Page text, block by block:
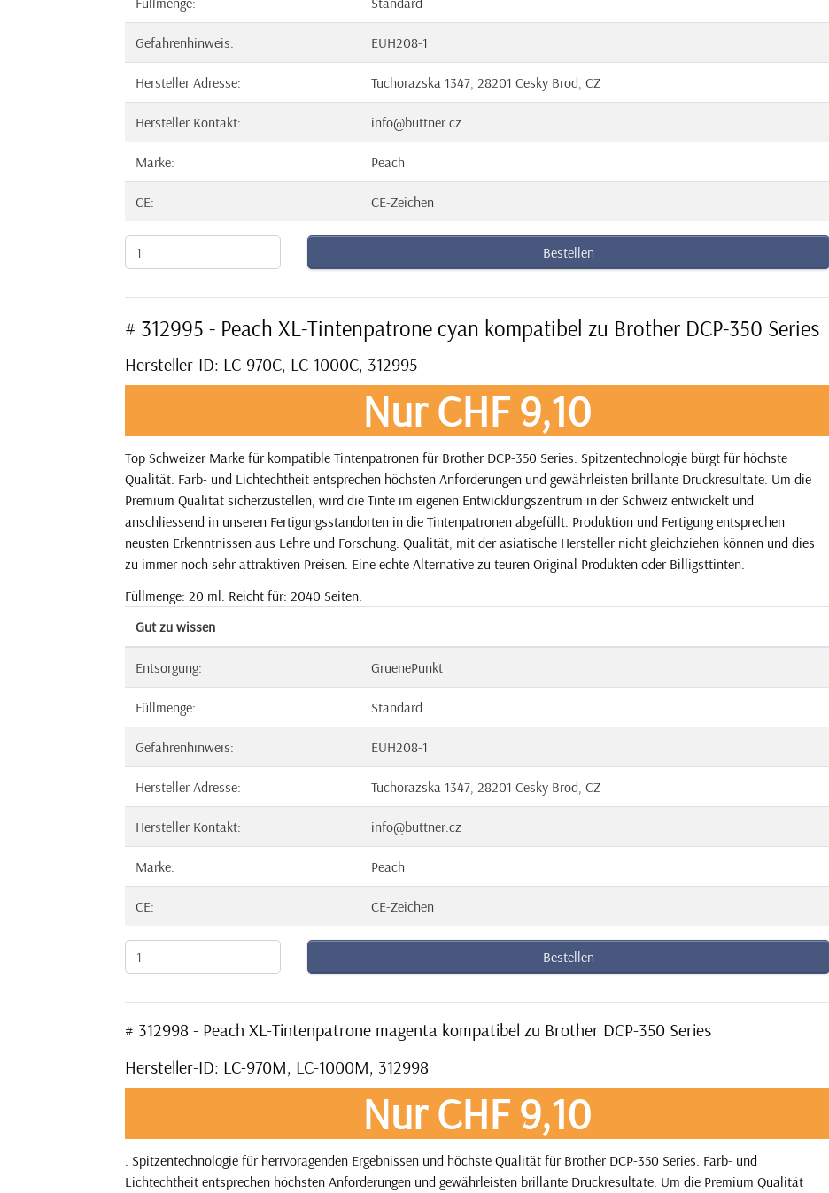
Gefahrenhinweis: EUH208-1
Hersteller Adresse: Tuchorazska 1347, 28201 Cesky Brod, CZ
Hersteller Kontakt: info@buttner.cz
Marke: Peach
CE: CE-Zeichen
Bestellen
# 312995 - Peach XL-Tintenpatrone cyan kompatibel zu Brother DCP-350 Series
Hersteller-ID: LC-970C, LC-1000C, 312995
Nur CHF 9,10
Top Schweizer Marke für kompatible Tintenpatronen für Brother DCP-350 Series. Spitzentechnologie bürgt für höchste
Qualität. Farb- und Lichtechtheit entsprechen höchsten Anforderungen und gewährleisten brillante Druckresultate. Um die
Premium Qualität sicherzustellen, wird die Tinte im eigenen Entwicklungszentrum in der Schweiz entwickelt und
anschliessend in unseren Fertigungsstandorten in die Tintenpatronen abgefüllt. Produktion und Fertigung entsprechen
neusten Erkenntnissen aus Lehre und Forschung. Qualität, mit der asiatische Hersteller nicht gleichziehen können und dies
zu immer noch sehr attraktiven Preisen. Eine echte Alternative zu teuren Original Produkten oder Billigsttinten.
Füllmenge: 20 ml. Reicht für: 2040 Seiten.
Gut zu wissen
Entsorgung: GruenePunkt
Füllmenge: Standard
Gefahrenhinweis: EUH208-1
Hersteller Adresse: Tuchorazska 1347, 28201 Cesky Brod, CZ
Hersteller Kontakt: info@buttner.cz
Marke: Peach
CE: CE-Zeichen
Bestellen
# 312998 - Peach XL-Tintenpatrone magenta kompatibel zu Brother DCP-350 Series
Hersteller-ID: LC-970M, LC-1000M, 312998
Nur CHF 9,10
. Spitzentechnologie für herrvoragenden Ergebnissen und höchste Qualität für Brother DCP-350 Series. Farb- und
Lichtechtheit entsprechen höchsten Anforderungen und gewährleisten brillante Druckresultate. Um die Premium Qualität